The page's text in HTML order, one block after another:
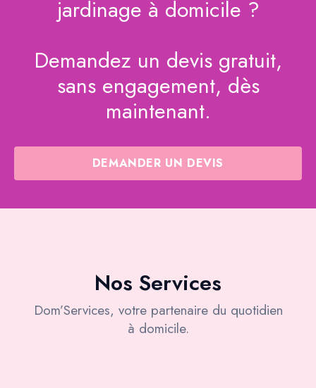
jardinage à domicile ?
Demandez un devis gratuit,
sans engagement, dès
maintenant.
DEMANDER UN DEVIS
Nos Services
Dom’Services, votre partenaire du quotidien
à domicile.